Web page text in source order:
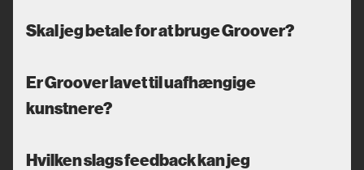
Skal jeg betale for at bruge Groover?
Er Groover lavet til uafhængige
kunstnere?
Hvilken slags feedback kan jeg